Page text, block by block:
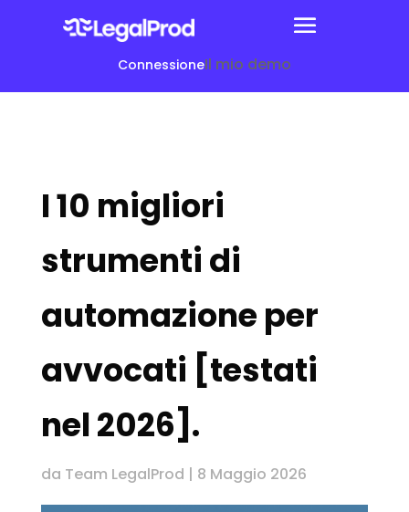
ConnessioneIl mio demo
I 10 migliori
strumenti di
automazione per
avvocati [testati
nel 2026].
da Team LegalProd | 8 Maggio 2026